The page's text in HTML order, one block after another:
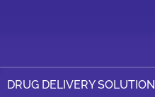
DRUG DELIVERY